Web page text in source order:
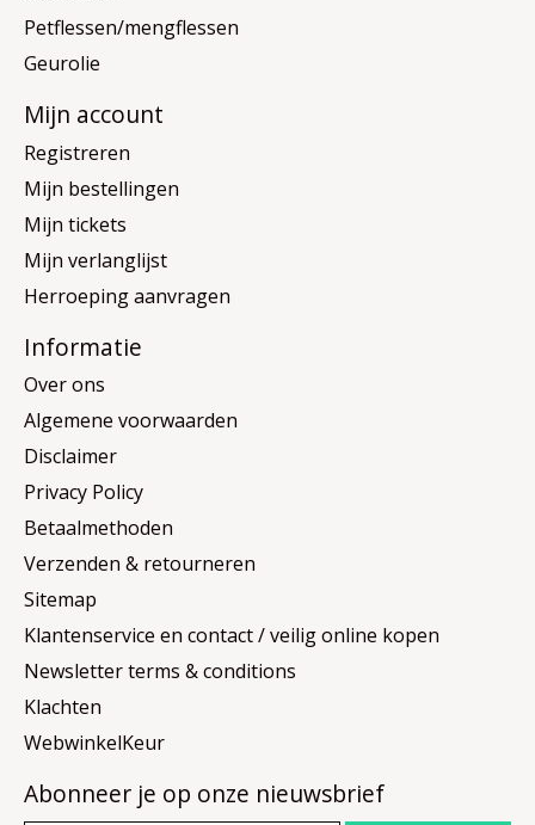
Petflessen/mengflessen
Geurolie
Mijn account
Registreren
Mijn bestellingen
Mijn tickets
Mijn verlanglijst
Herroeping aanvragen
Informatie
Over ons
Algemene voorwaarden
Disclaimer
Privacy Policy
Betaalmethoden
Verzenden & retourneren
Sitemap
Klantenservice en contact / veilig online kopen
Newsletter terms & conditions
Klachten
WebwinkelKeur
Abonneer je op onze nieuwsbrief